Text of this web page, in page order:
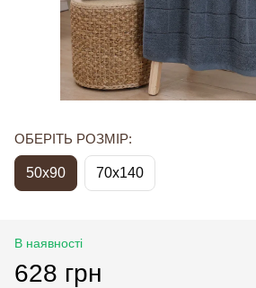
ОБЕРІТЬ РОЗМІР:
50x90 70x140
В наявності
628 грн